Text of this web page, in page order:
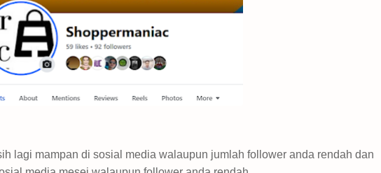
lagi mampan di sosial media walaupun jumlah follower anda rendah dan